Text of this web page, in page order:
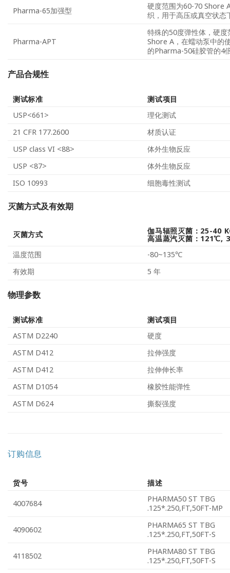
Pharma-65加强型
硬度范围为60-70 Shore
织，用于高压或真空状态
Pharma-APT
特殊的50度弹性体，硬
Shore A，在蠕动泵中的
的Pharma-50硅胶管的4
产品合规性
测试标准
测试项目
USP<661>
理化测试
21 CFR 177.2600
材质认证
USP class VI <88>
体外生物反应
USP <87>
体外生物反应
ISO 10993
细胞毒性测试
灭菌方式及有效期
灭菌方式 伽马辐照灭菌：25-40
高温蒸汽灭菌：121℃,
温度范围
-80~135℃
有效期
5 年
物理参数
测试标准
测试项目
ASTM D2240
硬度
ASTM D412
拉伸强度
ASTM D412
拉伸伸长率
ASTM D1054
橡胶性能弹性
ASTM D624
撕裂强度
订购信息
货号 描述
4007684
PHARMA50 ST TBG
.125*.250,FT,50FT-MP
4090602
PHARMA65 ST TBG
.125*.250,FT,50FT-S
4118502
PHARMA80 ST TBG
.125*.250,FT,50FT-S